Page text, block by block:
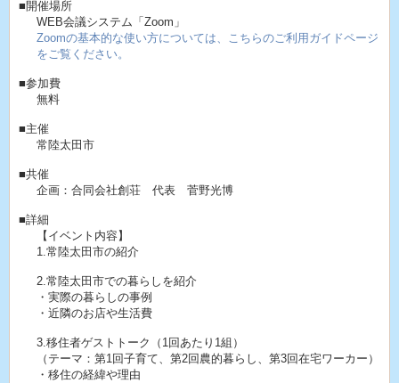
■開催場所
WEB会議システム「Zoom」
Zoomの基本的な使い方については、こちらのご利用ガイドページ
をご覧ください。
■参加費
無料
■主催
常陸太田市
■共催
企画：合同会社創荘 代表 菅野光博
■詳細
【イベント内容】
1.常陸太田市の紹介
2.常陸太田市での暮らしを紹介
・実際の暮らしの事例
・近隣のお店や生活費
3.移住者ゲストトーク（1回あたり1組）
（テーマ：第1回子育て、第2回農的暮らし、第3回在宅ワーカー）
・移住の経緯や理由